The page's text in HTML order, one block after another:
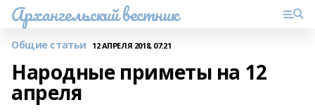
Архангельский вестник
Общие статьи 12 АПРЕЛЯ 2018, 07:21
Народные приметы на 12
апреля